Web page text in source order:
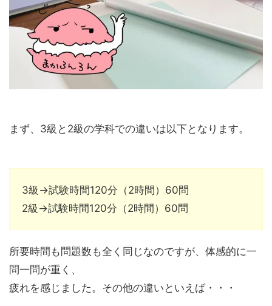
まず、3級と2級の学科での違いは以下となります。
3級→試験時間120分（2時間）60問
2級→試験時間120分（2時間）60問
所要時間も問題数も全く同じなのですが、体感的に一
問一問が重く、
疲れを感じました。その他の違いといえば・・・